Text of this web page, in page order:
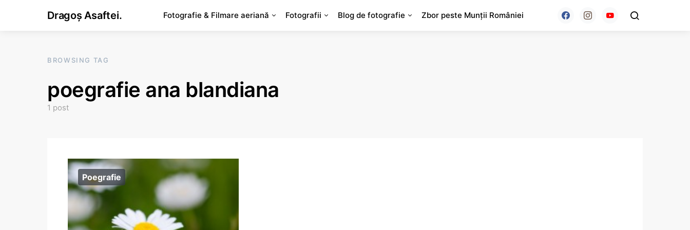
Dragoș Asaftei. Fotografie & Filmare aeriană Fotografii Blog de fotografie Zbor peste Munții României
BROWSING TAG
poegrafie ana blandiana
1 post
Poegrafie